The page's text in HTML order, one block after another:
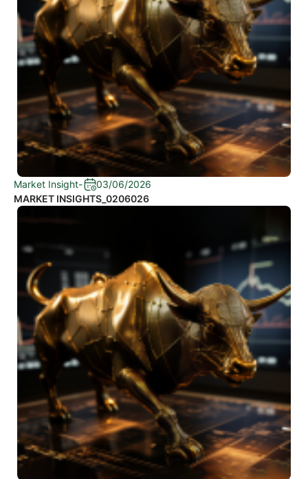
Market Insight-
03/06/2026
MARKET INSIGHTS_0206026